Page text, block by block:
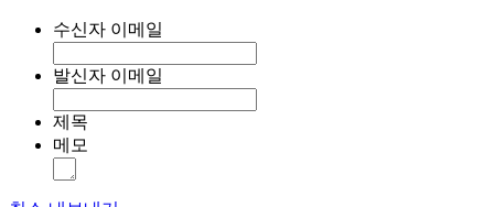
수신자 이메일
발신자 이메일
제목
메모